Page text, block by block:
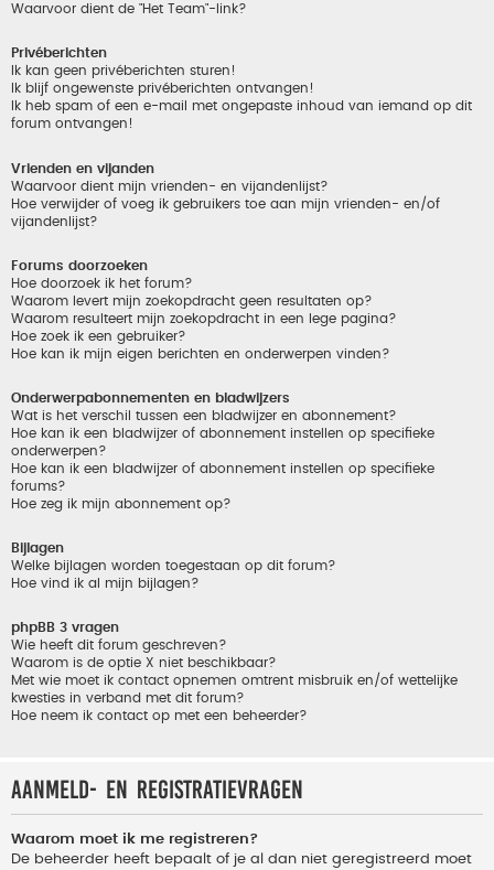
Waarvoor dient de "Het Team"-link?
Privéberichten
Ik kan geen privéberichten sturen!
Ik blijf ongewenste privéberichten ontvangen!
Ik heb spam of een e-mail met ongepaste inhoud van iemand op dit
forum ontvangen!
Vrienden en vijanden
Waarvoor dient mijn vrienden- en vijandenlijst?
Hoe verwijder of voeg ik gebruikers toe aan mijn vrienden- en/of
vijandenlijst?
Forums doorzoeken
Hoe doorzoek ik het forum?
Waarom levert mijn zoekopdracht geen resultaten op?
Waarom resulteert mijn zoekopdracht in een lege pagina?
Hoe zoek ik een gebruiker?
Hoe kan ik mijn eigen berichten en onderwerpen vinden?
Onderwerpabonnementen en bladwijzers
Wat is het verschil tussen een bladwijzer en abonnement?
Hoe kan ik een bladwijzer of abonnement instellen op specifieke
onderwerpen?
Hoe kan ik een bladwijzer of abonnement instellen op specifieke
forums?
Hoe zeg ik mijn abonnement op?
Bijlagen
Welke bijlagen worden toegestaan op dit forum?
Hoe vind ik al mijn bijlagen?
phpBB 3 vragen
Wie heeft dit forum geschreven?
Waarom is de optie X niet beschikbaar?
Met wie moet ik contact opnemen omtrent misbruik en/of wettelijke
kwesties in verband met dit forum?
Hoe neem ik contact op met een beheerder?
Aanmeld- en registratievragen
Waarom moet ik me registreren?
De beheerder heeft bepaalt of je al dan niet geregistreerd moet